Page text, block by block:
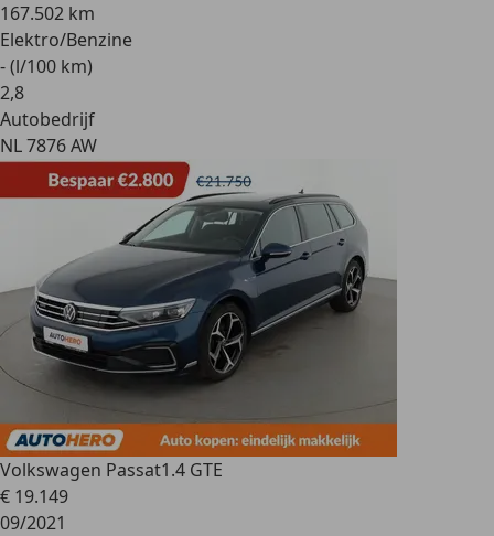
167.502 km
Elektro/Benzine
- (l/100 km)
2,8
Autobedrijf
NL 7876 AW
Volkswagen Passat1.4 GTE
€ 19.149
09/2021